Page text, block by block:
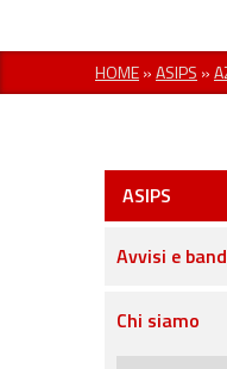
HOME»ASIPS »
ASIPS
Avvisi e
Chi siamo